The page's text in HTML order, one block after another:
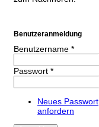
Benutzeranmeldung
Benutzername *
Passwort *
Neues Passwort
anfordern